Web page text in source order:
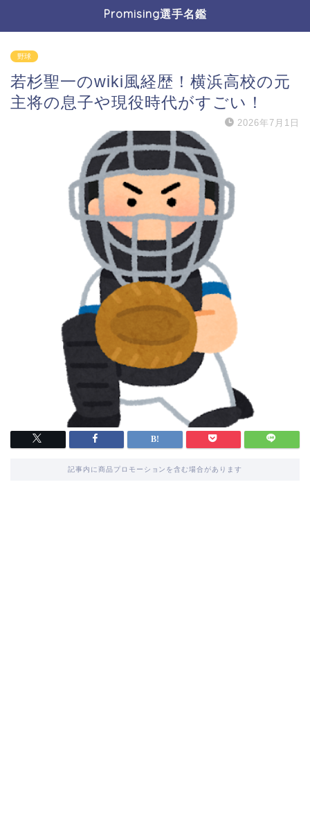
Promising選手名鑑
野球
若杉聖一のwiki風経歴！横浜高校の元
主将の息子や現役時代がすごい！
2026年7月1日
記事内に商品プロモーションを含む場合があります